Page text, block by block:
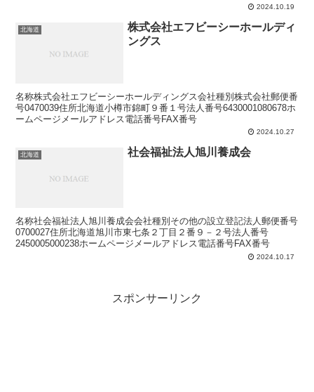
2024.10.19
北海道
株式会社エフビーシーホールディ
ングス
名称株式会社エフビーシーホールディングス会社種別株式会社郵便番
号0470039住所北海道小樽市錦町９番１号法人番号6430001080678ホ
ームページメールアドレス電話番号FAX番号
2024.10.27
北海道 社会福祉法人旭川養成会
名称社会福祉法人旭川養成会会社種別その他の設立登記法人郵便番号
0700027住所北海道旭川市東七条２丁目２番９－２号法人番号
2450005000238ホームページメールアドレス電話番号FAX番号
2024.10.17
スポンサーリンク